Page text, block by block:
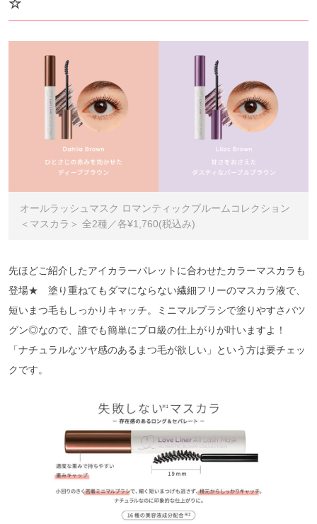
☆
オールラッシュマスク ロマンティックブルームコレクション
＜マスカラ＞ 全2種／各¥1,760(税込み)
先ほどご紹介したアイカラーパレットに合わせたカラーマスカラも
登場★ 塗り重ねてもダマにならない繊細フリーのマスカラ液で、
短いまつ毛もしっかりキャッチ。ミニマルブラシで塗りやすさバツ
グン◎なので、誰でも簡単にプロ級の仕上がりが叶いますよ！
「ナチュラルなツヤ感のあるまつ毛が欲しい」という方は要チェッ
クです。